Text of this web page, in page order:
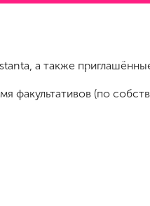
а также
факультативов (по